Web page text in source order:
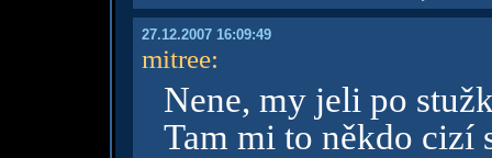
27.12.2007 16:09:49
mitree:
Nene, my jeli po
Tam mi to někdo cizí